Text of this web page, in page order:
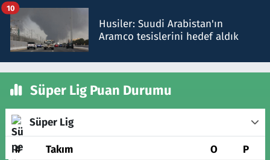
Husiler: Suudi Arabistan'ın
Aramco tesislerini hedef aldık
10
Süper Lig Puan Durumu
Süper Lig
# Takım O P